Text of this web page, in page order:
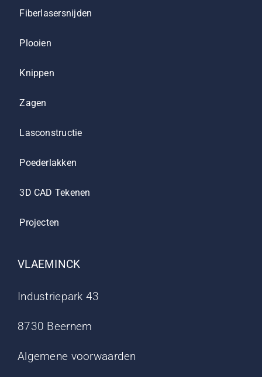
Fiberlasersnijden
Plooien
Knippen
Zagen
Lasconstructie
Poederlakken
3D CAD Tekenen
Projecten
VLAEMINCK
Industriepark 43
8730 Beernem
Algemene voorwaarden